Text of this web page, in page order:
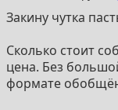
Закину чутка
Сколько стоит
цена. Без
формате